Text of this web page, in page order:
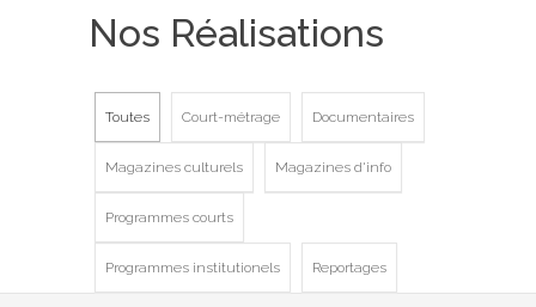
Nos Réalisations
Toutes Court-métrage Documentaires
Magazines culturels Magazines d'info
Programmes courts
Programmes institutionels Reportages